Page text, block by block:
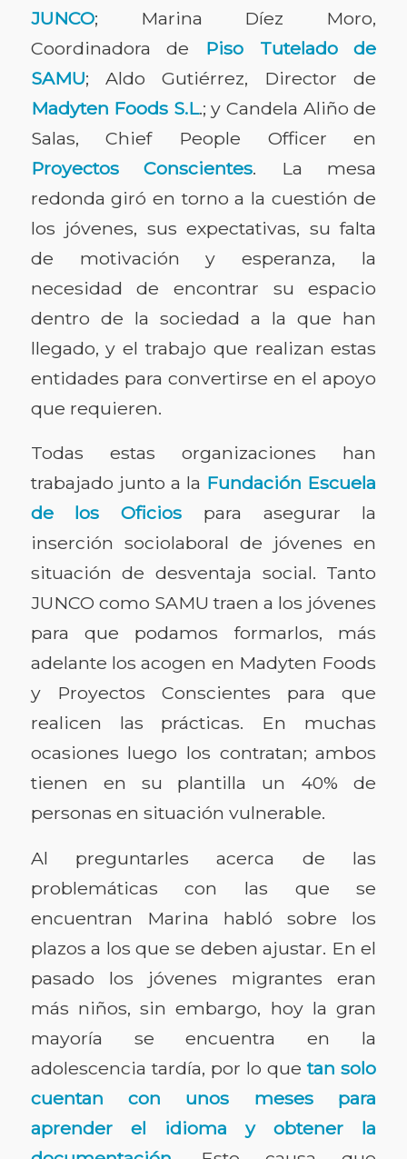
JUNCO; Marina Díez Moro,
Coordinadora de Piso Tutelado de
SAMU; Aldo Gutiérrez, Director de
Madyten Foods S.L.; y Candela Aliño de
Salas, Chief People Officer en
Proyectos Conscientes. La mesa
redonda giró en torno a la cuestión de
los jóvenes, sus expectativas, su falta
de motivación y esperanza, la
necesidad de encontrar su espacio
dentro de la sociedad a la que han
llegado, y el trabajo que realizan estas
entidades para convertirse en el apoyo
que requieren.
Todas estas organizaciones han
trabajado junto a la Fundación Escuela
de los Oficios para asegurar la
inserción sociolaboral de jóvenes en
situación de desventaja social. Tanto
JUNCO como SAMU traen a los jóvenes
para que podamos formarlos, más
adelante los acogen en Madyten Foods
y Proyectos Conscientes para que
realicen las prácticas. En muchas
ocasiones luego los contratan; ambos
tienen en su plantilla un 40% de
personas en situación vulnerable.
Al preguntarles acerca de las
problemáticas con las que se
encuentran Marina habló sobre los
plazos a los que se deben ajustar. En el
pasado los jóvenes migrantes eran
más niños, sin embargo, hoy la gran
mayoría se encuentra en la
adolescencia tardía, por lo quetan solo
cuentan con unos meses para
aprender el idioma y obtener la